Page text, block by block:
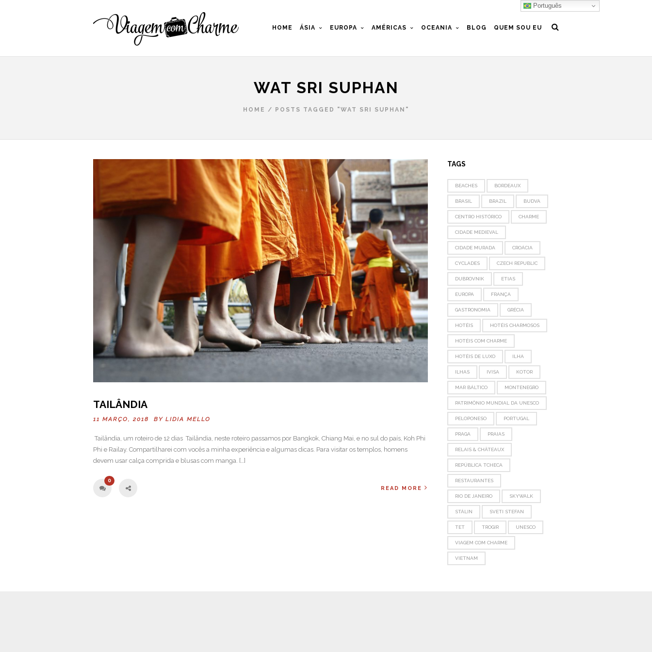
HOME ÁSIA EUROPA AMÉRICAS OCEANIA BLOG QUEM SOU EU
WAT SRI SUPHAN
HOME / POSTS TAGGED "WAT SRI SUPHAN"
TAILÂNDIA
11 MARÇO, 2018 BY LIDIA MELLO
Tailândia, um roteiro de 12 dias Tailândia, neste roteiro passamos por Bangkok, Chiang Mai, e no sul do país, Koh Phi
Phi e Railay. Compartilharei com vocês a minha experiência e algumas dicas. Para visitar os templos, homens
devem usar calça comprida e blusas com manga. […]
0
READ MORE
TAGS
BEACHES BORDEAUX
BRASIL BRAZIL BUDVA
CENTRO HISTÓRICO CHARME
CIDADE MEDIEVAL
CIDADE MURADA CROÁCIA
CYCLADES CZECH REPUBLIC
DUBROVNIK ETIAS
EUROPA FRANÇA
GASTRONOMIA GRÉCIA
HOTÉIS HOTÉIS CHARMOSOS
HOTÉIS COM CHARME
HOTÉIS DE LUXO ILHA
ILHAS IVISA KOTOR
MAR BÁLTICO MONTENEGRO
PATRIMÔNIO MUNDIAL DA UNESCO
PELOPONESO PORTUGAL
PRAGA PRAIAS
RELAIS & CHÂTEAUX
REPÚBLICA TCHECA
RESTAURANTES
RIO DE JANEIRO SKYWALK
STÁLIN SVETI STEFAN
TET TROGIR UNESCO
VIAGEM COM CHARME
VIETNAM
Português